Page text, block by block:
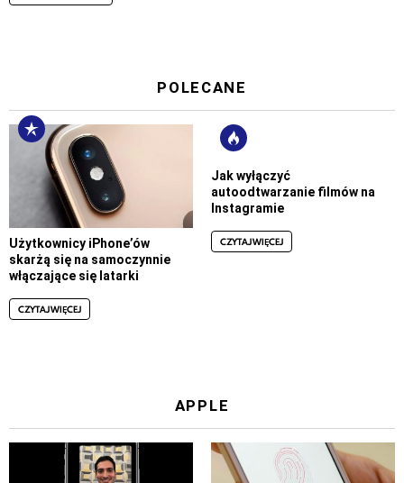
POLECANE
Użytkownicy iPhone’ów
skarżą się na samoczynnie
włączające się latarki
CZYTAJ WIĘCEJ
Jak wyłączyć
autoodtwarzanie filmów na
Instagramie
CZYTAJ WIĘCEJ
APPLE